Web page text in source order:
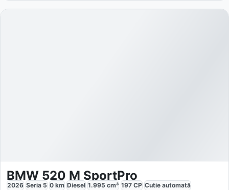
BMW 520 M SportPro
2026 Seria 5 0 km Diesel 1.995 cm³ 197 CP Cutie automată